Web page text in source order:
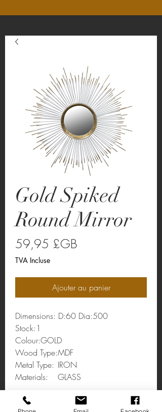
Gold Spiked
Round Mirror
59,95 £GB
TVA Incluse
Ajouter au panier
Dimensions: D:60 Dia:500
Stock:1
Colour:GOLD
Wood Type:MDF
Metal Type: IRON
Materials:
GLASS
Gold Spiked Round Mirror